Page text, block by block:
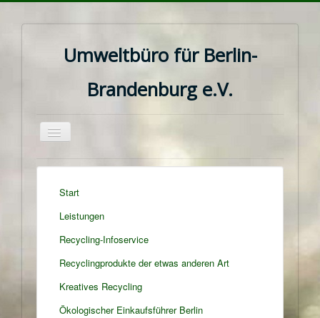
Umweltbüro für Berlin-
Brandenburg e.V.
Navigation
Start
Leistungen
Recycling-Infoservice
Recyclingprodukte der etwas anderen Art
Kreatives Recycling
Ökologischer Einkaufsführer Berlin